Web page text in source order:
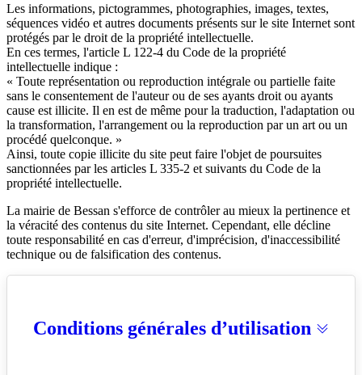
Les informations, pictogrammes, photographies, images, textes,
séquences vidéo et autres documents présents sur le site Internet sont
protégés par le droit de la propriété intellectuelle.
En ces termes, l'article L 122-4 du Code de la propriété
intellectuelle indique :
« Toute représentation ou reproduction intégrale ou partielle faite
sans le consentement de l'auteur ou de ses ayants droit ou ayants
cause est illicite. Il en est de même pour la traduction, l'adaptation ou
la transformation, l'arrangement ou la reproduction par un art ou un
procédé quelconque. »
Ainsi, toute copie illicite du site peut faire l'objet de poursuites
sanctionnées par les articles L 335-2 et suivants du Code de la
propriété intellectuelle.
La mairie de Bessan s'efforce de contrôler au mieux la pertinence et
la véracité des contenus du site Internet. Cependant, elle décline
toute responsabilité en cas d'erreur, d'imprécision, d'inaccessibilité
technique ou de falsification des contenus.
Conditions générales d’utilisation